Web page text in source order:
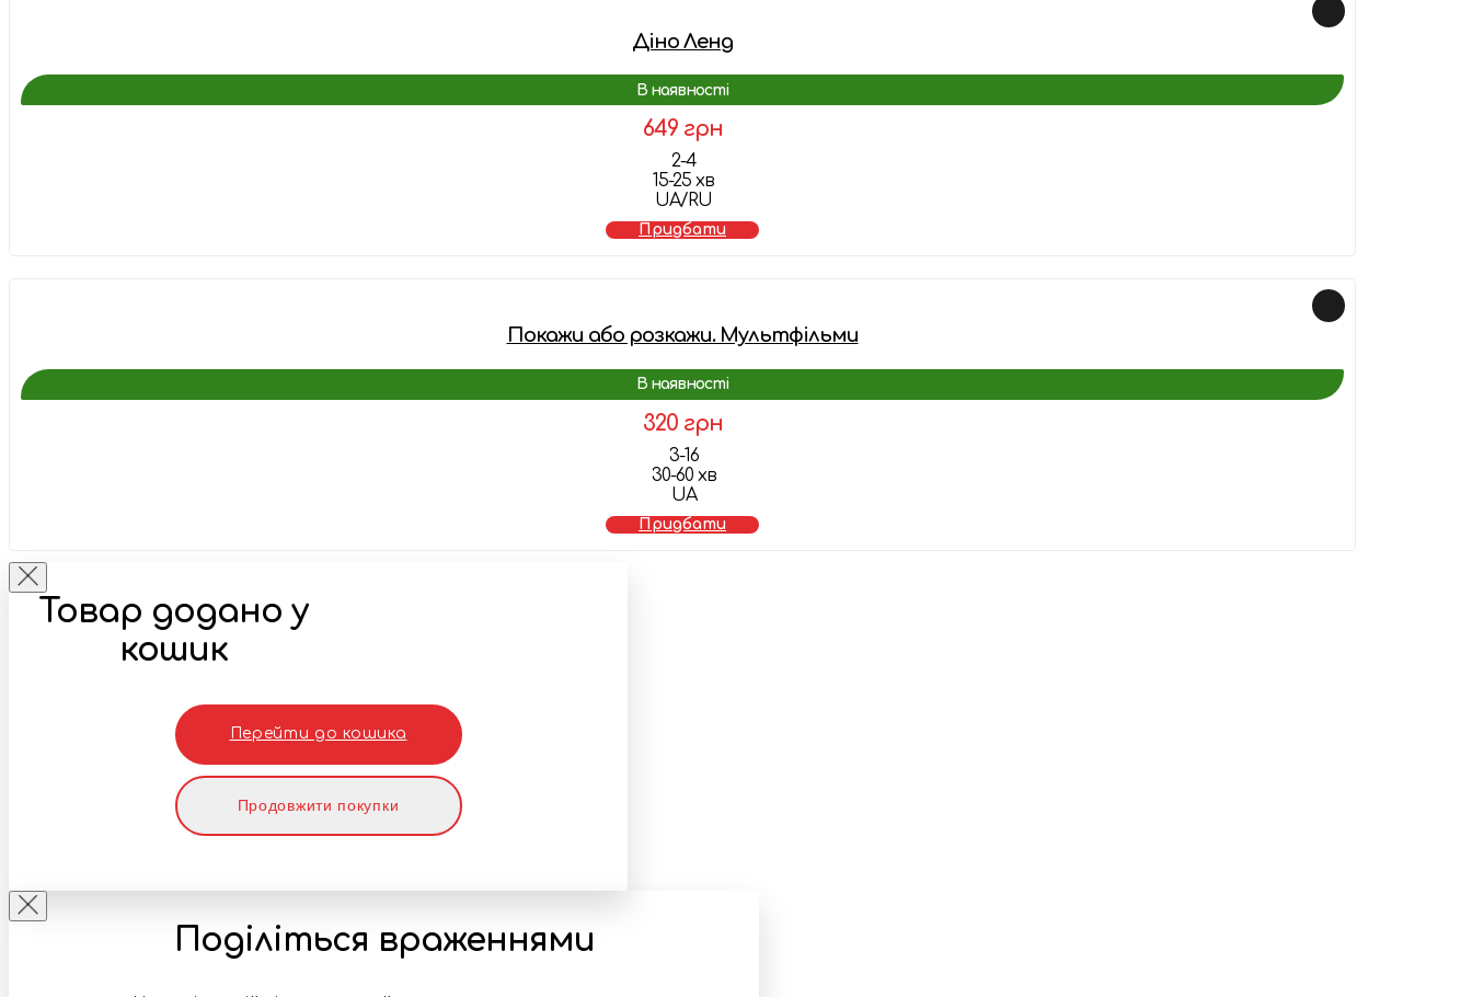
Діно Ленд
В наявності
649 грн
2-4
15-25 хв
UA/RU
Придбати
Покажи або розкажи. Мультфільми
В наявності
320 грн
3-16
30-60 хв
UA
Придбати
Товар додано у
кошик
Перейти до кошика
Продовжити покупки
Поділіться враженнями